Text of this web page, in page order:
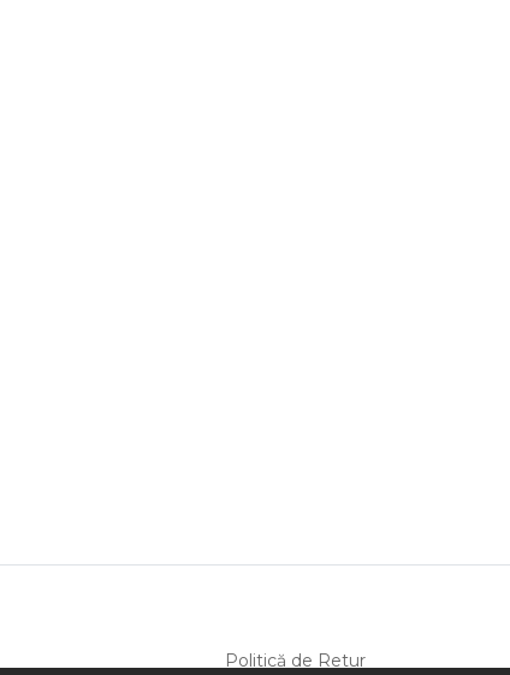
Politică de Retur